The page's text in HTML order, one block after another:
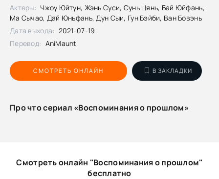
СМОТРЕТЬ ОНЛАЙН В ЗАКЛАДКИ
Актеры: Чжоу Юйтун, Жэнь Суси, Сунь Цянь, Бай Юйфань,
Ма Сычао, Дай Юньфань, Дун Сыи, Гун Бэйби, Ван Бовэнь
Дата выхода: 2021-07-19
Перевод: AniMaunt
Про что сериал «Воспоминания о прошлом»
Смотреть онлайн "Воспоминания о прошлом"
бесплатно